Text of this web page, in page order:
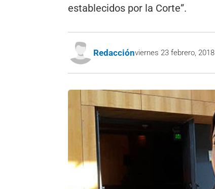
establecidos por la Corte”.
Redacciónviernes 23 febrero, 2018